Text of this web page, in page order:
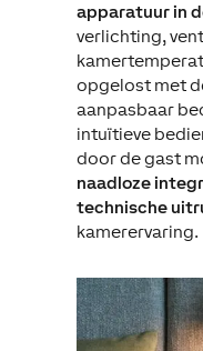
apparatuur in
verlichting,
opgelost met
aanpasbaar
intuïtieve
door de gast
naadloze
technische
kamerervaring.